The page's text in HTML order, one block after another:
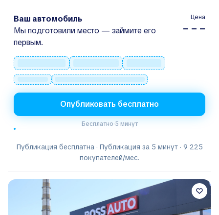
Ваш автомобиль
Мы подготовили место — займите его
первым.
Цена
– – –
Опубликовать бесплатно
Бесплатно·5 минут
Публикация бесплатна · Публикация за 5 минут · 9 225
покупателей/мес.